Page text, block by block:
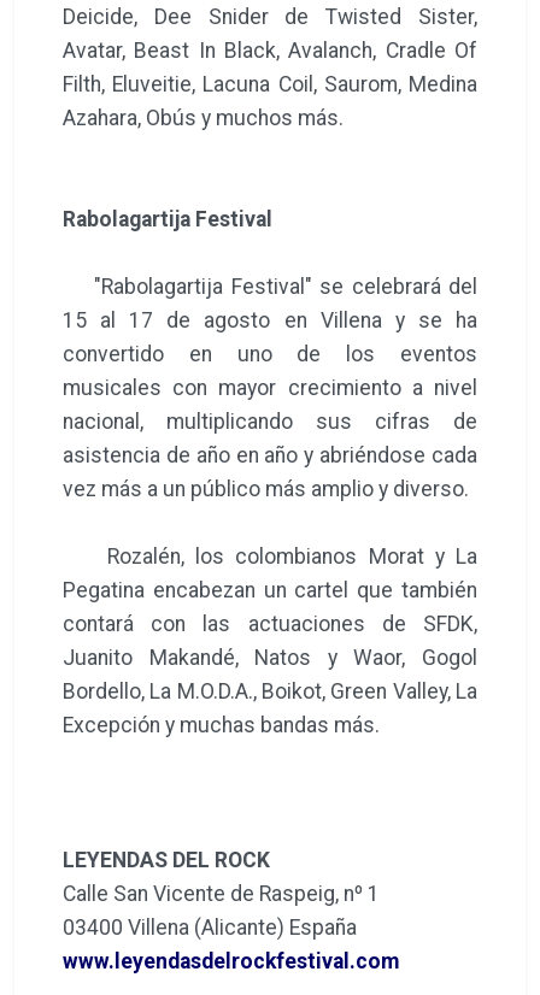
Deicide, Dee Snider de Twisted Sister,
Avatar, Beast In Black, Avalanch, Cradle Of
Filth, Eluveitie, Lacuna Coil, Saurom, Medina
Azahara, Obús y muchos más.
Rabolagartija Festival
"Rabolagartija Festival" se celebrará del
15 al 17 de agosto en Villena y se ha
convertido en uno de los eventos
musicales con mayor crecimiento a nivel
nacional, multiplicando sus cifras de
asistencia de año en año y abriéndose cada
vez más a un público más amplio y diverso.
Rozalén, los colombianos Morat y La
Pegatina encabezan un cartel que también
contará con las actuaciones de SFDK,
Juanito Makandé, Natos y Waor, Gogol
Bordello, La M.O.D.A., Boikot, Green Valley, La
Excepción y muchas bandas más.
LEYENDAS DEL ROCK
Calle San Vicente de Raspeig, nº 1
03400 Villena (Alicante) España
www.leyendasdelrockfestival.com